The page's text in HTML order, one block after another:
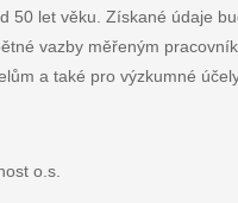
50 let věku. Získané údaje
vazby měřeným
a také pro výzkumné